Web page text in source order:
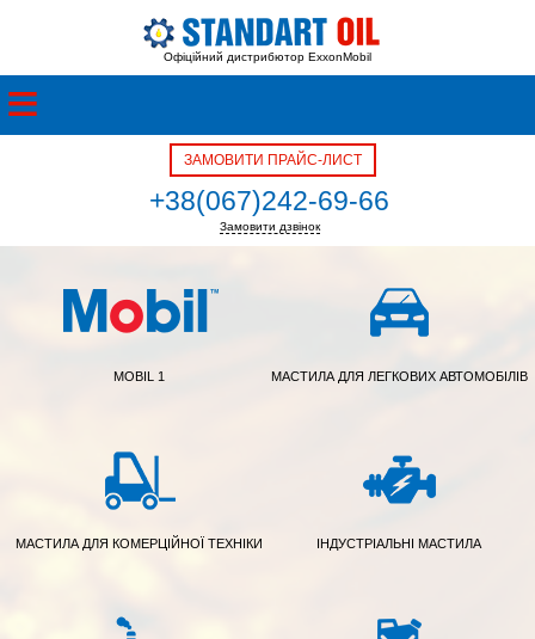
Офіційний дистрибютор ExxonMobil
ЗАМОВИТИ ПРАЙС-ЛИСТ
+38(067)242-69-66
+38(050)342-39-05
Замовити дзвінок
MOBIL 1 МАСТИЛА ДЛЯ ЛЕГКОВИХ АВТОМОБІЛІВ
МАСТИЛА ДЛЯ КОМЕРЦІЙНОЇ ТЕХНІКИ ІНДУСТРІАЛЬНІ МАСТИЛА